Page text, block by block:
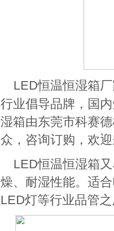
LED恒温恒湿箱
行业倡导品牌，国
湿箱由东莞市科赛
众，咨询订购，欢
LED恒温恒湿箱
燥、耐湿性能。适
LED灯等行业品管